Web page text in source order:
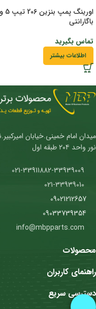
باگارانتی
تماس بگیرید
اطلاعات بیشتر
میدان امام خمینی.خیابان
نور واحد ۲۰۴ طبقه اول
09021212657
09033739354
محصولات
راهنمای کاربران
دسترسی سریع